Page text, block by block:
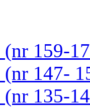
159-
147-
135-